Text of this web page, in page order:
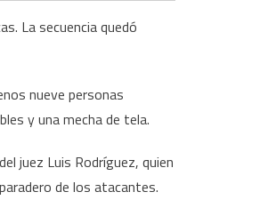
La secuencia quedó
nueve personas
y una mecha de tela.
juez Luis Rodríguez, quien
de los atacantes.